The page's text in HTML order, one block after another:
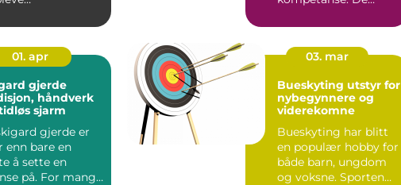
som kommer
kommun...
01. apr
gjerde
håndverk
sjarm
gjerde er
enn bare en
å sette en
på. For mange
03. mar
Bueskyting utstyr for
nybegynnere og
viderekomne
Bueskyting har blitt
en populær hobby for
både barn, ungdom
og voksne. Sporten